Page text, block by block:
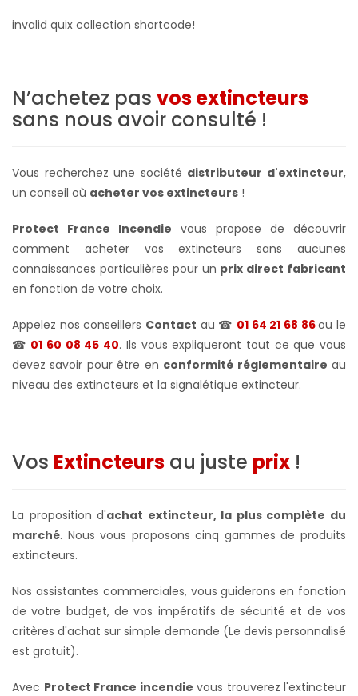
invalid quix collection shortcode!
N’achetez pas vos extincteurs
sans nous avoir consulté !
Vous recherchez une société distributeur d'extincteur,
un conseil où acheter vos extincteurs !
Protect France Incendie vous propose de découvrir
comment acheter vos extincteurs sans aucunes
connaissances particulières pour un prix direct fabricant
en fonction de votre choix.
Appelez nos conseillers Contact au ☎ 01 64 21 68 86ou le
☎ 01 60 08 45 40. Ils vous expliqueront tout ce que vous
devez savoir pour être en conformité réglementaire au
niveau des extincteurs et la signalétique extincteur.
Vos Extincteurs au juste prix !
La proposition d'achat extincteur, la plus complète du
marché. Nous vous proposons cinq gammes de produits
extincteurs.
Nos assistantes commerciales, vous guiderons en fonction
de votre budget, de vos impératifs de sécurité et de vos
critères d'achat sur simple demande (Le devis personnalisé
est gratuit).
Avec Protect France incendie vous trouverez l'extincteur